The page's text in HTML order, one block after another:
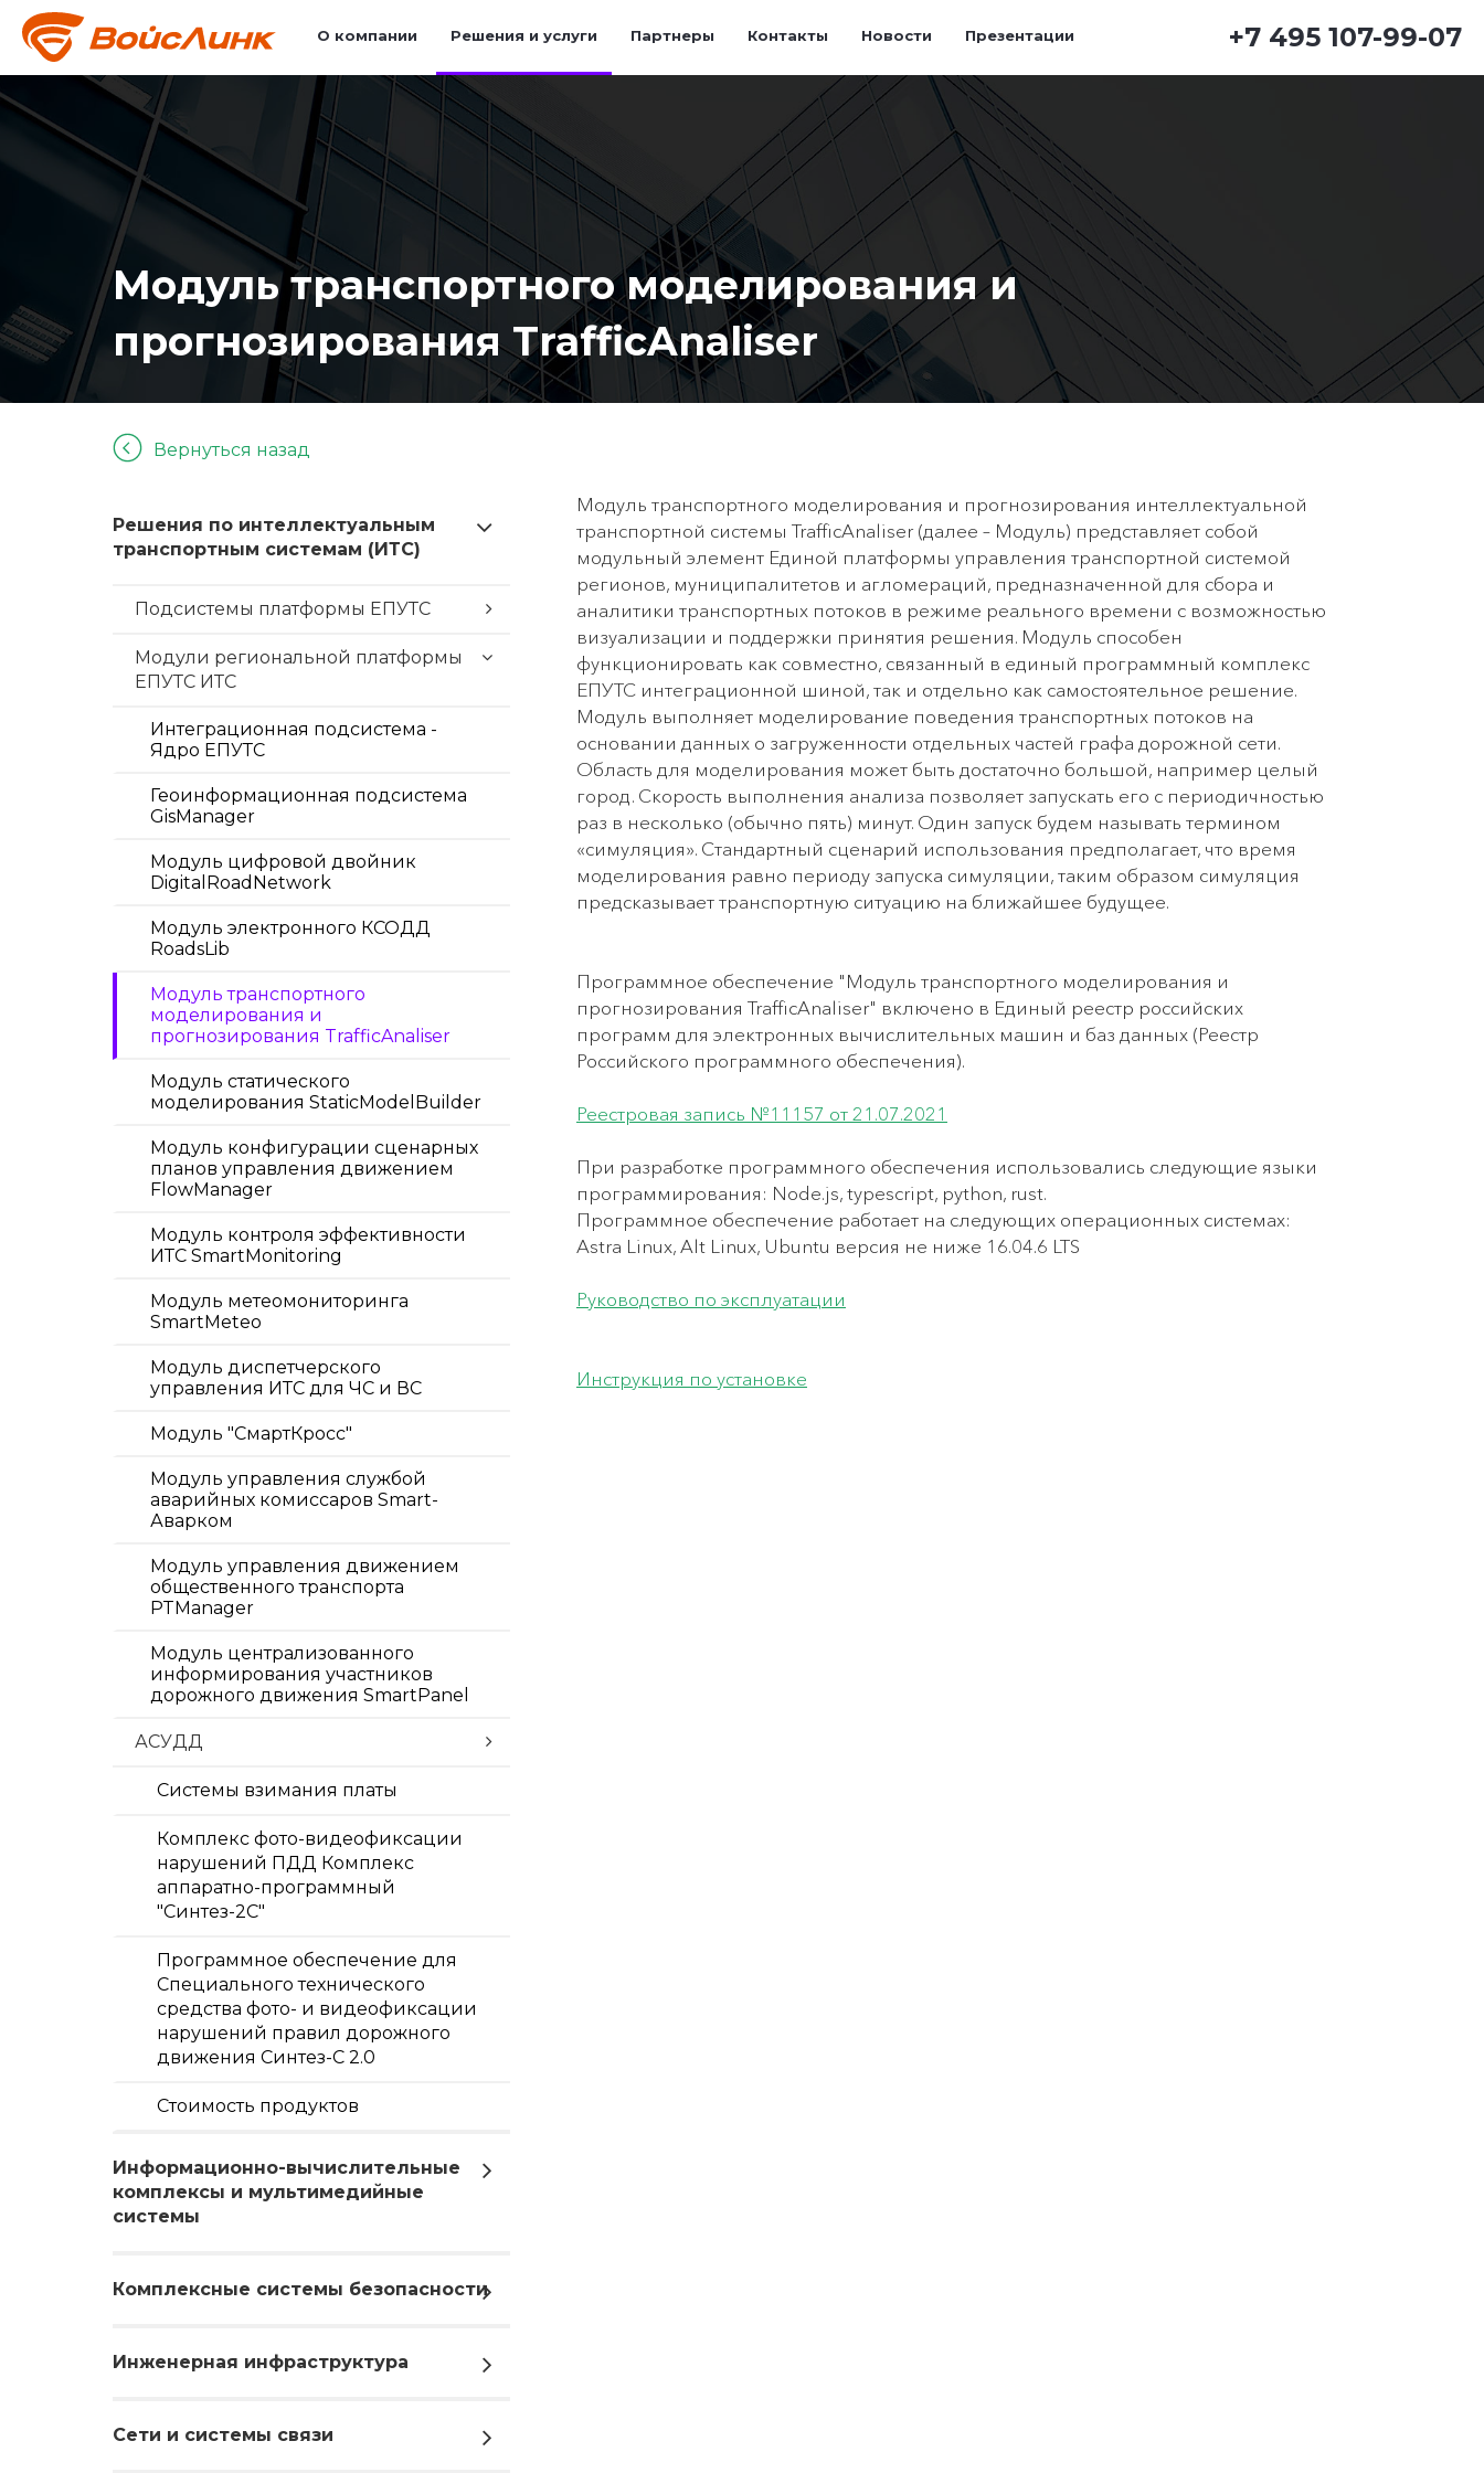
О компании Решения и услуги Партнеры Контакты Новости Презентации +7 495 107-99-07
Модуль транспортного моделирования и
прогнозирования TrafficAnaliser
Вернуться назад
Решения по интеллектуальным
транспортным системам (ИТС)
Подсистемы платформы ЕПУТС
Модули региональной платформы
ЕПУТС ИТС
Интеграционная подсистема -
Ядро ЕПУТС
Геоинформационная подсистема
GisManager
Модуль цифровой двойник
DigitalRoadNetwork
Модуль электронного КСОДД
RoadsLib
Модуль транспортного
моделирования и
прогнозирования TrafficAnaliser
Модуль статического
моделирования StaticModelBuilder
Модуль конфигурации сценарных
планов управления движением
FlowManager
Модуль контроля эффективности
ИТС SmartMonitoring
Модуль метеомониторинга
SmartMeteo
Модуль диспетчерского
управления ИТС для ЧС и ВС
Модуль "СмартКросс"
Модуль управления службой
аварийных комиссаров Smart-
Аварком
Модуль управления движением
общественного транспорта
PTManager
Модуль централизованного
информирования участников
дорожного движения SmartPanel
АСУДД
Системы взимания платы
Комплекс фото-видеофиксации
нарушений ПДД Комплекс
аппаратно-программный
"Синтез-2С"
Программное обеспечение для
Специального технического
средства фото- и видеофиксации
нарушений правил дорожного
движения Синтез-С 2.0
Стоимость продуктов
Информационно-вычислительные
комплексы и мультимедийные
системы
Комплексные системы безопасности
Инженерная инфраструктура
Сети и системы связи
Модуль транспортного моделирования и прогнозирования интеллектуальной
транспортной системы TrafficAnaliser (далее – Модуль) представляет собой
модульный элемент Единой платформы управления транспортной системой
регионов, муниципалитетов и агломераций, предназначенной для сбора и
аналитики транспортных потоков в режиме реального времени с возможностью
визуализации и поддержки принятия решения. Модуль способен
функционировать как совместно, связанный в единый программный комплекс
ЕПУТС интеграционной шиной, так и отдельно как самостоятельное решение.
Модуль выполняет моделирование поведения транспортных потоков на
основании данных о загруженности отдельных частей графа дорожной сети.
Область для моделирования может быть достаточно большой, например целый
город. Скорость выполнения анализа позволяет запускать его с периодичностью
раз в несколько (обычно пять) минут. Один запуск будем называть термином
«симуляция». Стандартный сценарий использования предполагает, что время
моделирования равно периоду запуска симуляции, таким образом симуляция
предсказывает транспортную ситуацию на ближайшее будущее.
Программное обеспечение "Модуль транспортного моделирования и
прогнозирования TrafficAnaliser" включено в Единый реестр российских
программ для электронных вычислительных машин и баз данных (Реестр
Российского программного обеспечения).
Реестровая запись №11157 от 21.07.2021
При разработке программного обеспечения использовались следующие языки
программирования: Node.js, typescript, python, rust.
Программное обеспечение работает на следующих операционных системах:
Astra Linux, Alt Linux, Ubuntu версия не ниже 16.04.6 LTS
Руководство по эксплуатации
Инструкция по установке